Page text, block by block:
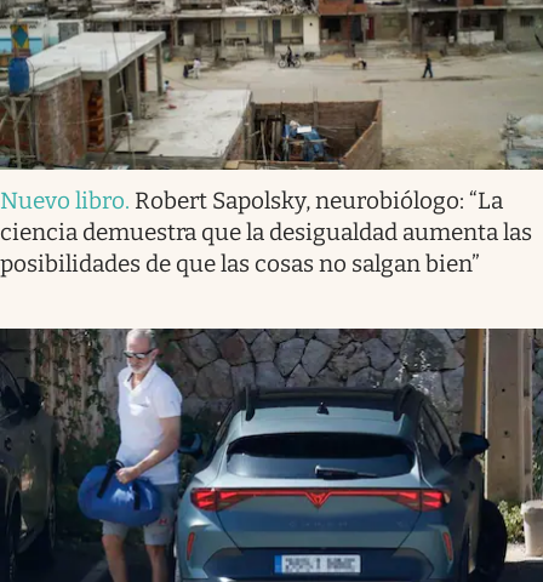
Nuevo libro. Robert Sapolsky, neurobiólogo: “La
ciencia demuestra que la desigualdad aumenta las
posibilidades de que las cosas no salgan bien”